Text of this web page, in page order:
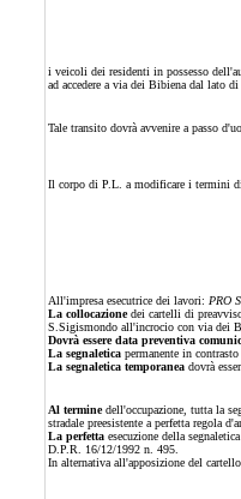
i veicoli dei residenti in possesso
ad accedere a via dei Bibiena dal lato
Tale transito dovrà avvenire a passo
Il corpo di P.L. a modificare i termini
All'impresa esecutrice dei lavori: PRO
La collocazionedei cartelli di
S.Sigismondo all'incrocio con via dei
Dovrà essere data preventiva
La segnaletica permanente in contrasto
La segnaletica temporanea dovrà
Al terminedell'occupazione, tutta la
stradale preesistente a perfetta regola
La perfetta esecuzione della
D.P.R. 16/12/1992 n. 495.
In alternativa all'apposizione del